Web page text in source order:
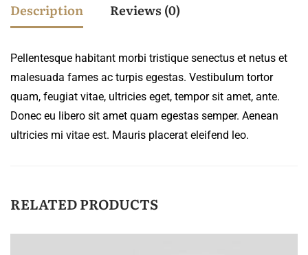
Description Reviews (0)
Pellentesque habitant morbi tristique senectus et netus et
malesuada fames ac turpis egestas. Vestibulum tortor
quam, feugiat vitae, ultricies eget, tempor sit amet, ante.
Donec eu libero sit amet quam egestas semper. Aenean
ultricies mi vitae est. Mauris placerat eleifend leo.
RELATED PRODUCTS